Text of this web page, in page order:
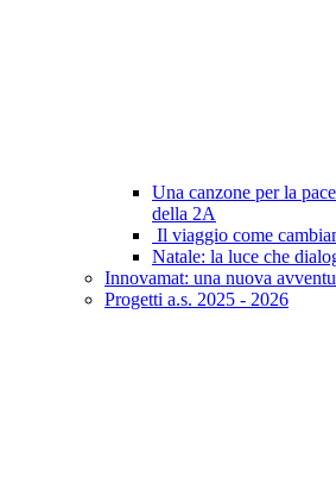
Una canzone per la
della 2A
Il viaggio come
Natale: la luce che
Innovamat: una nuova
Progetti a.s. 2025 - 2026